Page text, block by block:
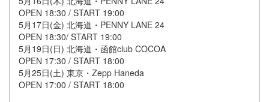
OPEN 18:30 / START 19:00
5月17日(金) 北海道・PENNY LANE 24
OPEN 18:30/ START 19:00
5月19日(日) 北海道・函館club COCOA
OPEN 17:30 / START 18:00
5月25日(土) 東京・Zepp Haneda
OPEN 17:00 / START 18:00